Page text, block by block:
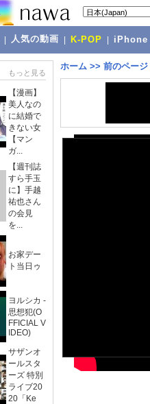
人気の動画 K-POP iPhone
もっと見る
【漫画】
美人なの
に結婚で
きない女
【マン
ガ...
【週刊誌
すら手玉
に】手越
祐也さん
の会見
を...
お家デー
ト当日ゥ
ヨルシカ -
思想犯(O
FFICIAL V
IDEO)
サザンオ
ールスタ
ーズ 特別
ライブ20
20「Ke
ホーム >> 前のページ